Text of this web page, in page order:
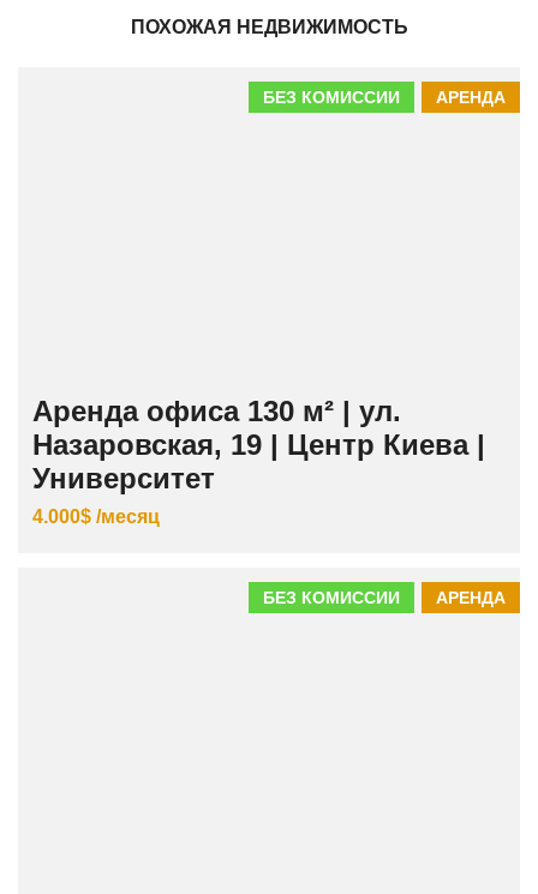
ПОХОЖАЯ НЕДВИЖИМОСТЬ
АРЕНДА
БЕЗ КОМИССИИ
Аренда офиса 130 м² | ул.
Назаровская, 19 | Центр Киева |
Университет
4.000$ /месяц
АРЕНДА
БЕЗ КОМИССИИ